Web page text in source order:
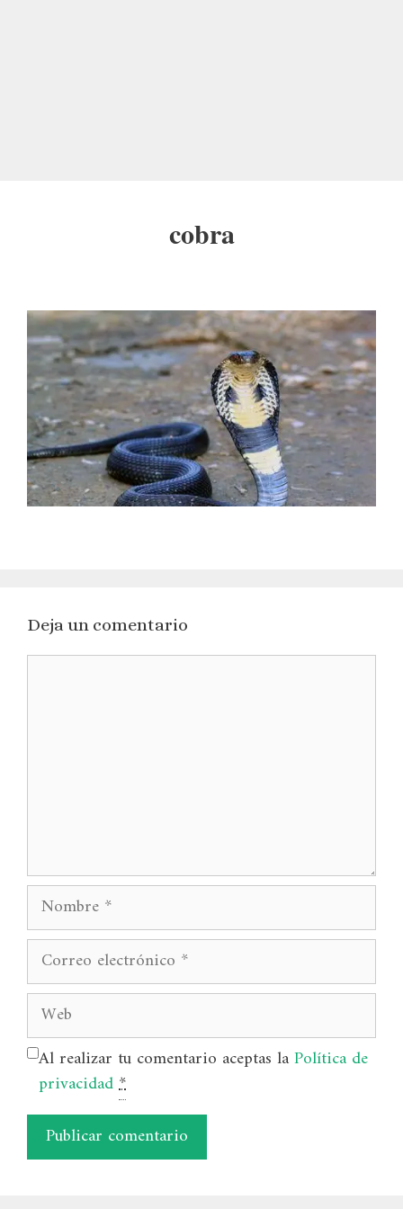
cobra
Deja un comentario
Comentario
Nombre
Correo
electrónico
Web
Al realizar tu comentario aceptas laPolítica de
privacidad*